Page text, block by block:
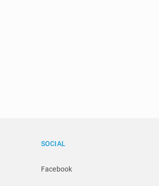
SOCIAL
Facebook